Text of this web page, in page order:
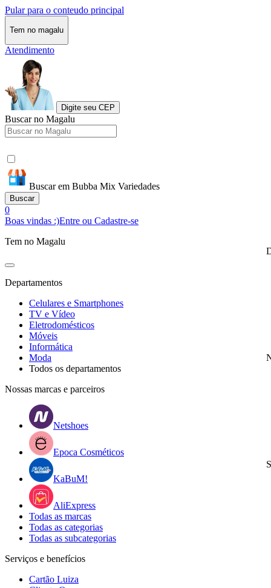
Pular para o conteudo principal
Tem no magalu
Atendimento
Digite seu CEP
Buscar no Magalu
Buscar em Bubba Mix Variedades
Buscar
0
Boas vindas :)Entre ou Cadastre-se
Tem no Magalu
Departamentos
Celulares e Smartphones
TV e Vídeo
Eletrodomésticos
Móveis
Informática
Moda
Todos os departamentos
Nossas marcas e parceiros
Netshoes
Epoca Cosméticos
KaBuM!
AliExpress
Todas as marcas
Todas as categorias
Todas as subcategorias
Serviços e benefícios
Cartão Luiza